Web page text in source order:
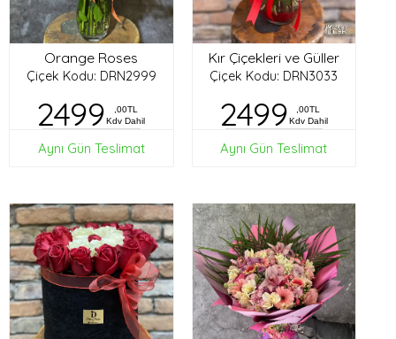
Orange Roses
Çiçek Kodu: DRN2999
2499
,00TL
Kdv Dahil
Aynı Gün Teslimat
Kır Çiçekleri ve Güller
Çiçek Kodu: DRN3033
2499
,00TL
Kdv Dahil
Aynı Gün Teslimat